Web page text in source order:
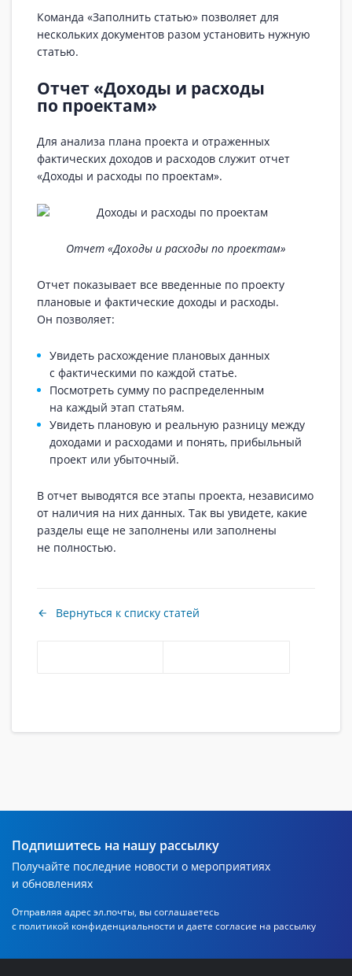
Команда «Заполнить статью» позволяет для
нескольких документов разом установить нужную
статью.
Отчет «Доходы и расходы
по проектам»
Для анализа плана проекта и отраженных
фактических доходов и расходов служит отчет
«Доходы и расходы по проектам».
Отчет «Доходы и расходы по проектам»
Отчет показывает все введенные по проекту
плановые и фактические доходы и расходы.
Он позволяет:
Увидеть расхождение плановых данных
с фактическими по каждой статье.
Посмотреть сумму по распределенным
на каждый этап статьям.
Увидеть плановую и реальную разницу между
доходами и расходами и понять, прибыльный
проект или убыточный.
В отчет выводятся все этапы проекта, независимо
от наличия на них данных. Так вы увидете, какие
разделы еще не заполнены или заполнены
не полностью.
Вернуться к списку статей
Подпишитесь на нашу рассылку
Получайте последние новости о мероприятиях
и обновлениях
Отправляя адрес эл.почты, вы соглашаетесь
с политикой конфиденциальности и даете согласие на рассылку